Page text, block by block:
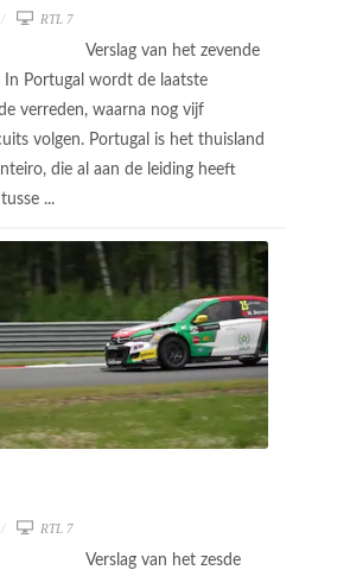
RTL 7
Verslag van het zevende
In Portugal wordt de laatste
verreden, waarna nog vijf
volgen. Portugal is het thuisland
die al aan de leiding heeft
...
RTL 7
Verslag van het zesde